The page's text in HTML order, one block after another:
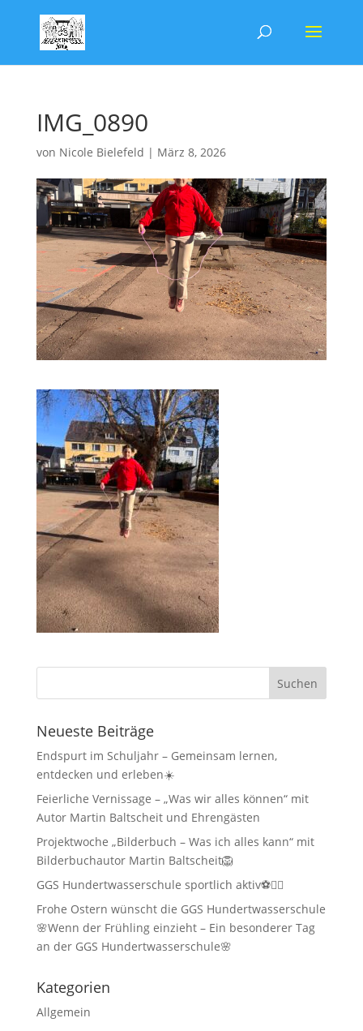
IMG_0890
von Nicole Bielefeld | März 8, 2026
Neueste Beiträge
Endspurt im Schuljahr – Gemeinsam lernen,
entdecken und erleben☀️
Feierliche Vernissage – „Was wir alles können“ mit
Autor Martin Baltscheit und Ehrengästen
Projektwoche „Bilderbuch – Was ich alles kann“ mit
Bilderbuchautor Martin Baltscheit🦁
GGS Hundertwasserschule sportlich aktiv⚽🏃‍♂️
Frohe Ostern wünscht die GGS Hundertwasserschule
🌸Wenn der Frühling einzieht – Ein besonderer Tag
an der GGS Hundertwasserschule🌸
Kategorien
Allgemein